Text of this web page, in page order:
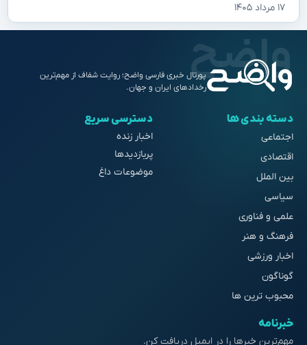
۱۷ مرداد ۱۴۰۵
پورتال خبری فارسی واضح؛ روایت شفاف از مهم‌ترین
رخدادهای ایران و جهان.
دسته بندی ها
اجتماعی
اقتصادی
بین الملل
سیاسی
علمی و فناوری
فرهنگ و هنر
اخبار ورزشی
گوناگون
محبوب ترین ها
دسترسی سریع
اخبار زنده
پربازدیدها
موضوعات داغ
خبرنامه
مهم‌ترین خبرها را در ایمیل دریافت کن.